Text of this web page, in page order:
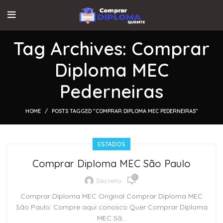
Tag Archives: Comprar
Diploma MEC
Pederneiras
HOME POSTS TAGGED "COMPRAR DIPLOMA MEC PEDERNEIRAS"
ESTADOS
Comprar Diploma MEC São Paulo
Secreto 0
Comprar Diploma MEC Original Comprar Diploma MEC
São Paulo: Compre aqui conosco Quer Comprar Diploma
MEC Sã...